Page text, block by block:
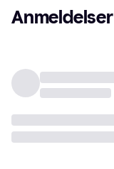
Anmeldelser